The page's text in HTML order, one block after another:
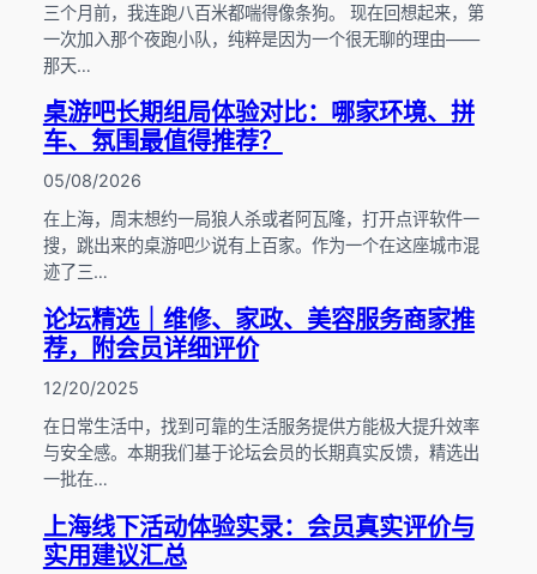
三个月前，我连跑八百米都喘得像条狗。 现在回想起来，第
一次加入那个夜跑小队，纯粹是因为一个很无聊的理由——
那天…
桌游吧长期组局体验对比：哪家环境、拼
车、氛围最值得推荐？
05/08/2026
在上海，周末想约一局狼人杀或者阿瓦隆，打开点评软件一
搜，跳出来的桌游吧少说有上百家。作为一个在这座城市混
迹了三…
论坛精选｜维修、家政、美容服务商家推
荐，附会员详细评价
12/20/2025
在日常生活中，找到可靠的生活服务提供方能极大提升效率
与安全感。本期我们基于论坛会员的长期真实反馈，精选出
一批在…
上海线下活动体验实录：会员真实评价与
实用建议汇总